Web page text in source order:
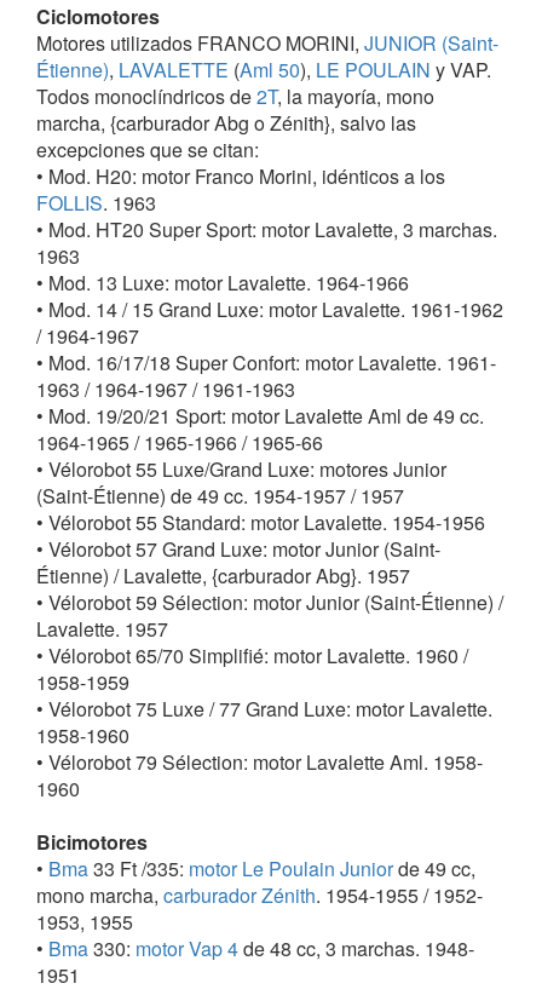
Ciclomotores
Motores utilizados FRANCO MORINI, JUNIOR (Saint-
Étienne), LAVALETTE (Aml 50), LE POULAIN y VAP.
Todos monoclíndricos de2T, la mayoría, mono
marcha, {carburador Abg o Zénith}, salvo las
excepciones que se citan:
• Mod. H20: motor Franco Morini, idénticos a los
FOLLIS. 1963
• Mod. HT20 Super Sport: motor Lavalette, 3 marchas.
1963
• Mod. 13 Luxe: motor Lavalette. 1964-1966
• Mod. 14 / 15 Grand Luxe: motor Lavalette. 1961-1962
/ 1964-1967
• Mod. 16/17/18 Super Confort: motor Lavalette. 1961-
1963 / 1964-1967 / 1961-1963
• Mod. 19/20/21 Sport: motor Lavalette Aml de 49 cc.
1964-1965 / 1965-1966 / 1965-66
• Vélorobot 55 Luxe/Grand Luxe: motores Junior
(Saint-Étienne) de 49 cc. 1954-1957 / 1957
• Vélorobot 55 Standard: motor Lavalette. 1954-1956
• Vélorobot 57 Grand Luxe: motor Junior (Saint-
Étienne) / Lavalette, {carburador Abg}. 1957
• Vélorobot 59 Sélection: motor Junior (Saint-Étienne) /
Lavalette. 1957
• Vélorobot 65/70 Simplifié: motor Lavalette. 1960 /
1958-1959
• Vélorobot 75 Luxe / 77 Grand Luxe: motor Lavalette.
1958-1960
• Vélorobot 79 Sélection: motor Lavalette Aml. 1958-
1960
Bicimotores
• Bma33 Ft /335: motor Le Poulain Juniorde 49 cc,
mono marcha, carburador Zénith. 1954-1955 / 1952-
1953, 1955
• Bma330: motor Vap 4de 48 cc, 3 marchas. 1948-
1951